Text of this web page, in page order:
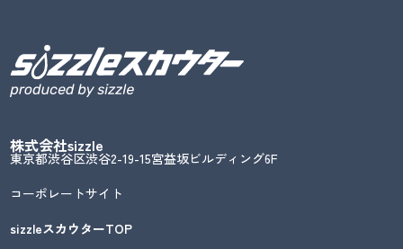
株式会社sizzle
東京都渋谷区渋谷2-19-15宮益坂ビルディング6F
コーポレートサイト
sizzleスカウターTOP